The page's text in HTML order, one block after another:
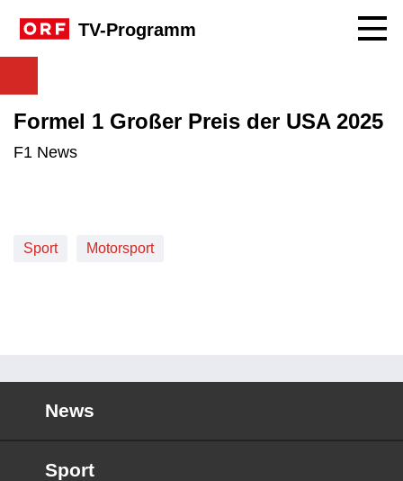
TV-Programm
Formel 1 Großer Preis der USA 2025
F1 News
Sport Motorsport
News
Sport